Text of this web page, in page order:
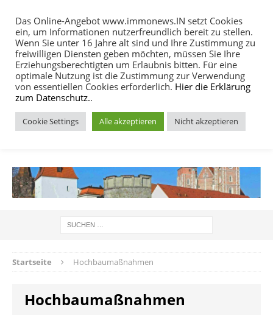
MENU
Startseite Hochbaumaßnahmen
Hochbaumaßnahmen
Das Online-Angebot www.immonews.IN setzt Cookies
ein, um Informationen nutzerfreundlich bereit zu stellen.
Wenn Sie unter 16 Jahre alt sind und Ihre Zustimmung zu
freiwilligen Diensten geben möchten, müssen Sie Ihre
Erziehungsberechtigten um Erlaubnis bitten. Für eine
optimale Nutzung ist die Zustimmung zur Verwendung
von essentiellen Cookies erforderlich. Hier die Erklärung
zum Datenschutz..
Cookie Settings Alle akzeptieren Nicht akzeptieren